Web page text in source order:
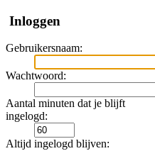
Inloggen
Gebruikersnaam:
Wachtwoord:
Aantal minuten dat je blijft
ingelogd:
Altijd ingelogd blijven: